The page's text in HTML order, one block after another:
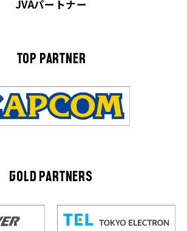
JVAパートナー
TOP PARTNER
GOLD PARTNERS